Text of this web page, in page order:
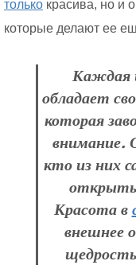
только красива, но и
которые делают ее
Каждая
обладает
которая
внимание.
кто из них
Красота в
внешнее